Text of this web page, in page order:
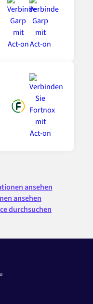
ansehen
ansehen
durchsuchen